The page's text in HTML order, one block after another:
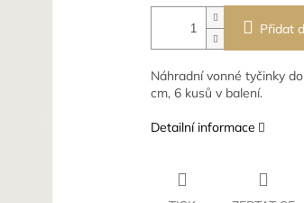
Přidat
Náhradní vonné tyčinky
cm, 6 kusů v balení.
Detailní informace